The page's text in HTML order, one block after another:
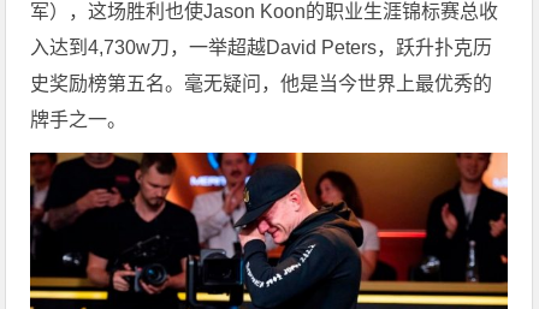
军），这场胜利也使Jason Koon的职业生涯锦标赛总收
入达到4,730w刀，一举超越David Peters，跃升扑克历
史奖励榜第五名。毫无疑问，他是当今世界上最优秀的
牌手之一。